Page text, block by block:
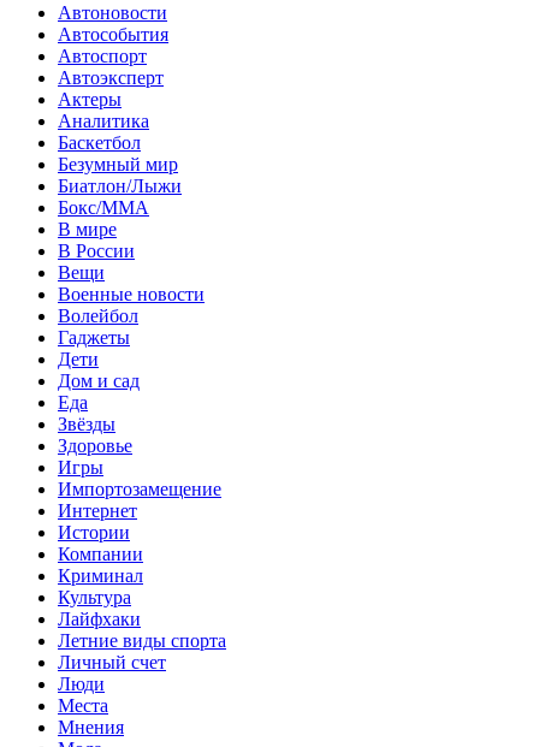
Автоновости
Автособытия
Автоспорт
Автоэксперт
Актеры
Аналитика
Баскетбол
Безумный мир
Биатлон/Лыжи
Бокс/MMA
В мире
В России
Вещи
Военные новости
Волейбол
Гаджеты
Дети
Дом и сад
Еда
Звёзды
Здоровье
Игры
Импортозамещение
Интернет
Истории
Компании
Криминал
Культура
Лайфхаки
Летние виды спорта
Личный счет
Люди
Места
Мнения